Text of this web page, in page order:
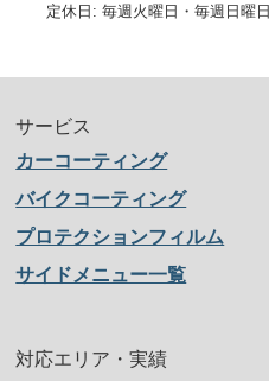
定休日: 毎週火曜日・毎週日曜日
サービス
カーコーティング
バイクコーティング
プロテクションフィルム
サイドメニュー一覧
対応エリア・実績